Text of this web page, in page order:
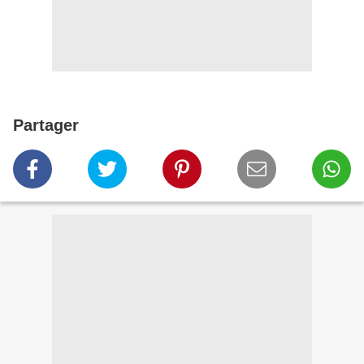
Partager